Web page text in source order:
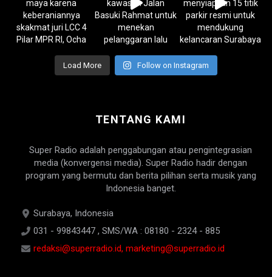
Load More Follow on Instagram
TENTANG KAMI
Super Radio adalah penggabungan atau pengintegrasian
media (konvergensi media). Super Radio hadir dengan
program yang bermutu dan berita pilihan serta musik yang
Indonesia banget.
Surabaya, Indonesia
031 - 99843447 , SMS/WA : 08180 - 2324 - 885
redaksi@superradio.id, marketing@superradio.id